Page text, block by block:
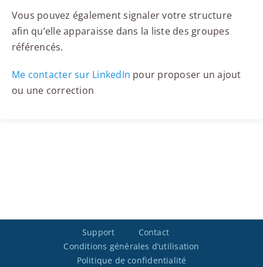
Vous pouvez également signaler votre structure
afin qu’elle apparaisse dans la liste des groupes
référencés.
Me contacter sur LinkedIn pour proposer un ajout
ou une correction
Support
Contact
Conditions générales d’utilisation
Politique de confidentialité